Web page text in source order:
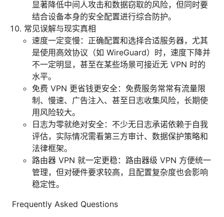
显著降低中间人攻击和数据窃取的风险，但同时要
结合设备本身的安全配置进行综合防护。
常见误解与现实真相
速度一定变慢：正确配置和选择合适服务器，尤其
是使用高效协议（如 WireGuard）时，速度下降并
不一定明显，甚至在某些场景可接近无 VPN 时的
水平。
免费 VPN 更省钱更安全：免费服务常常有流量限
制、慢速、广告注入、甚至日志收集风险，长期使
用风险较大。
日志为零就绝对安全：不少无日志承诺依赖于自我
评估，实际情况需看第三方审计、数据保护策略和
法律框架。
路由器 VPN 就一定更稳：路由器级 VPN 方便统一
管理，但对硬件要求较高，且配置复杂度也会影响
稳定性。
Frequently Asked Questions